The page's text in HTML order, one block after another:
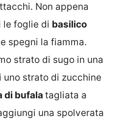
Non appena
le foglie di basilico
spegni la fiamma.
strato di sugo in una
strato di zucchine
di bufala tagliata a
una spolverata